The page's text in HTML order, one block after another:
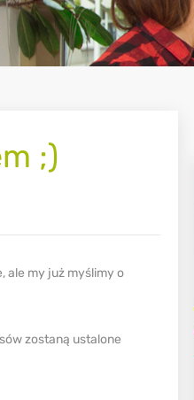
;)
ale my już myślimy o
zostaną ustalone